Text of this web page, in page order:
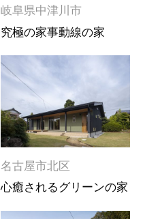
岐阜県中津川市
究極の家事動線の家
名古屋市北区
心癒されるグリーンの家